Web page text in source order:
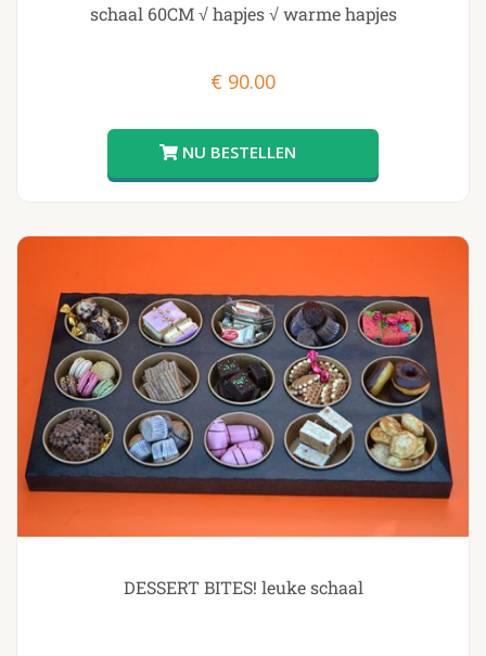
schaal 60CM √ hapjes √ warme hapjes
€ 90.00
DESSERT BITES! leuke schaal